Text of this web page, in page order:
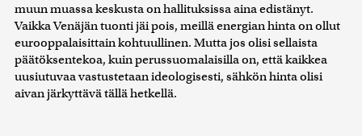
muun muassa keskusta on hallituksissa aina edistänyt.
Vaikka Venäjän tuonti jäi pois, meillä energian hinta on ollut
eurooppalaisittain kohtuullinen. Mutta jos olisi sellaista
päätöksentekoa, kuin perussuomalaisilla on, että kaikkea
uusiutuvaa vastustetaan ideologisesti, sähkön hinta olisi
aivan järkyttävä tällä hetkellä.